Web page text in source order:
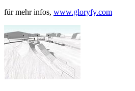
für mehr infos, www.gloryfy.com